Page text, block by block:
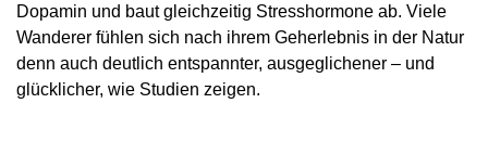
Dopamin und baut gleichzeitig Stresshormone ab. Viele
Wanderer fühlen sich nach ihrem Geherlebnis in der Natur
denn auch deutlich entspannter, ausgeglichener – und
glücklicher, wie Studien zeigen.